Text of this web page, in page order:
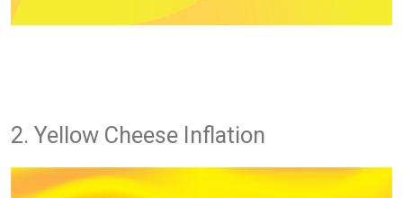
2. Yellow Cheese Inflation